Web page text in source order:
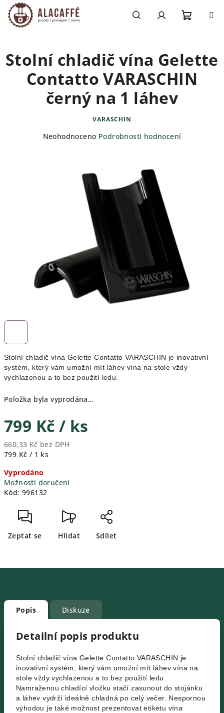
Přejít
na
obsah
košík
Stolní chladič vína Gelette Contatto VARASCHIN je inovativní
systém, který vám umožní mít láhev vína na stole vždy
vychlazenou a to bez použití ledu.
Položka byla vyprodána…
799 Kč / ks
660,33 Kč bez DPH
Měrná
799 Kč / 1 ks
Vyprodáno
Možnosti doručení
Kód: 996132
Zeptat se Hlídat Sdílet
Stolní chladič vína Gelette
Contatto VARASCHIN
černý na 1 láhev
VARASCHIN
Průměrné
Neohodnoceno Podrobnosti hodnocení
Popis Diskuze
Detailní popis produktu
Stolní chladič vína Gelette Contatto VARASCHIN je
inovativní systém, který vám umožní mít láhev vína na
stole vždy vychlazenou a to bez použití ledu.
Namraženou chladící vložku stačí zasunout do stojánku
a láhev vydrží ideálně chladná po celý večer. Nespornou
výhodou je také možnost prezentovat etiketu vína